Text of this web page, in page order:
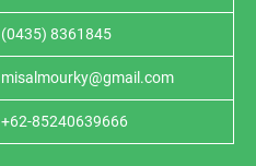
(0435) 8361845
misalmourky@gmail.com
+62-85240639666